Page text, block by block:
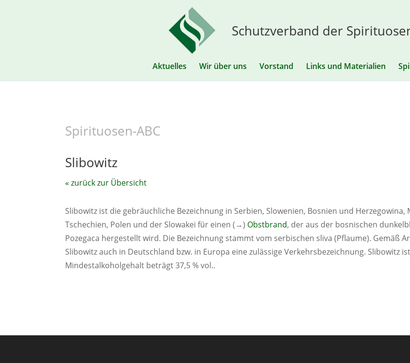
Schutzverband der
Aktuelles Wir über uns Vorstand Links und Materialien
Spirituosen-ABC
Slibowitz
« zurück zur Übersicht
Slibowitz ist die gebräuchliche Bezeichnung in Serbien, Slowenien, Bosnien und
Tschechien, Polen und der Slowakei für einen (→) Obstbrand, der aus der bosnischen
Pozegaca hergestellt wird. Die Bezeichnung stammt vom serbischen sliva (Pflaume). Gemäß
Slibowitz auch in Deutschland bzw. in Europa eine zulässige Verkehrsbezeichnung. Slibowitz
Mindestalkoholgehalt beträgt 37,5 % vol..